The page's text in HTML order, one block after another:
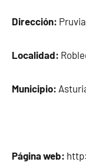
Dirección:
Localidad:
Municipio:
Página web: